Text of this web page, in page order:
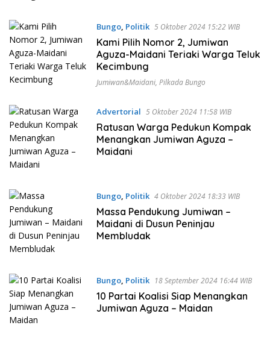
Bungo, Politik 5 Oktober 2024 15:22 WIB
Kami Pilih Nomor 2, Jumiwan
Aguza-Maidani Teriaki Warga Teluk
Kecimbung
Jumiwan&Maidani, Pilkada Bungo
Advertorial 5 Oktober 2024 11:58 WIB
Ratusan Warga Pedukun Kompak
Menangkan Jumiwan Aguza –
Maidani
Bungo, Politik 4 Oktober 2024 18:33 WIB
Massa Pendukung Jumiwan –
Maidani di Dusun Peninjau
Membludak
Bungo, Politik 18 September 2024 16:44 WIB
10 Partai Koalisi Siap Menangkan
Jumiwan Aguza – Maidan